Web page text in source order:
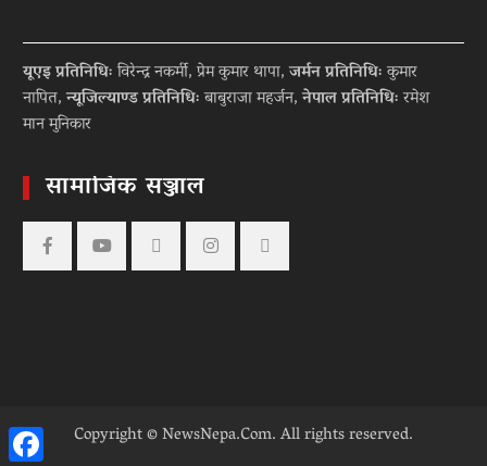
यूएइ प्रतिनिधिःविरेन्द्र नकर्मी, प्रेम कुमार थापा,जर्मन प्रतिनिधिःकुमार
नापित,न्यूजिल्याण्ड प्रतिनिधिःबाबुराजा महर्जन,नेपाल प्रतिनिधिःरमेश
मान मुनिकार
सामाजिक सञ्जाल
Copyright © NewsNepa.Com. All rights reserved.
Facebook